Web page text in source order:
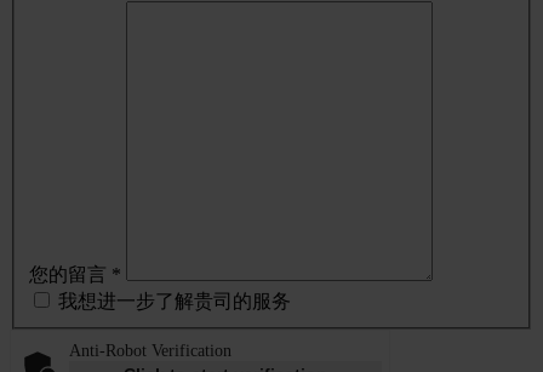
您的留言 *
我想进一步了解贵司的服务
Anti-Robot Verification